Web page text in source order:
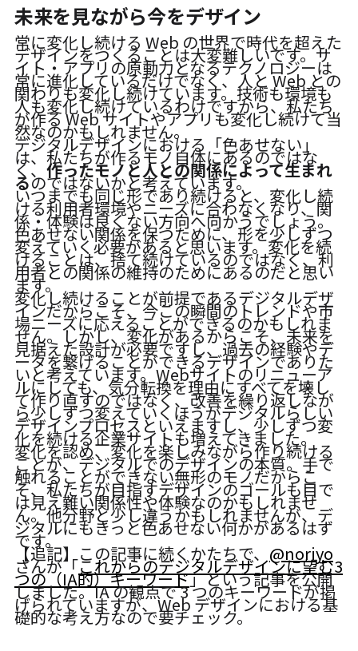
未来を見ながら今をデザイン
常に変化し続ける Web の世界で時代を超えた
デザインをつくることは大変難しいです。サ
イト・アプリの原動力となるテクノロジーは
常に進化しているだけでなく、人と Web との
関わりも変化し続けています。技術も環境も
人も変化し続けているわけですから、私たち
が作る Web サイトやアプリも変化し続けて当
然なのかもしれません。
デジタルデザインにおける「色あせない」
は、私たちが作るモノ自体にあるのではな
く、 作ったモノと人との関係によって生まれ
るのではないかと考えています。
いつまでも同じ形であり続けると、変化し続
ける利用者環境やニーズに合わなくなり、関
係・体験は良くない方向へ向かうでしょう。
色あせない関係を保つために、形を少しずつ
変えていく必要があると思います。変化を続
けることは、捨て続けているのではなく、利
用者との関係の維持のためにあるのだと思い
ます。
変化し続けることが前提であるデジタルデザ
インだからこそ、今この瞬間のトレンドや市
場ニーズに応えることができるのかもしれま
せん。しかし、変化があるからこそ、未来を
見据えた設計が必要ですし、過去の経験やデ
ータを繋げることができるデザインでありた
いと考えています。Webサイトのリニューア
ルにしても、気分転換を理由にすべてを壊し
て作り直すのではなく、改善を繰り返しなが
ら少しずつ変えていくほうがデジタルらしい
デザインプロセスといえますし、少しずつ変
化を続ける企業サイトも増えてきました。
変化を認め、変化を楽しみながら作り続ける
ことが、デジタルでのデザインの本質。手で
触れることができない無形のモノだからこ
そ、私たちが目指すデザインのゴールも目で
は見え難い関係性や体験なのかもしれませ
ん。他分野と少し違うかもしれませんが、デ
ジタルにもきっと色あせない何かがあるはず
です。
【追記】この記事に続くかたちで、 @noriyo
さんが「これからのデジタルデザインに望む3
つの（IA的）キーワード」という記事を公開
しました。IA の観点で 3 つのキーワードが掲
げられていますが、Web デザインにおける基
礎的な考え方なので要チェック。